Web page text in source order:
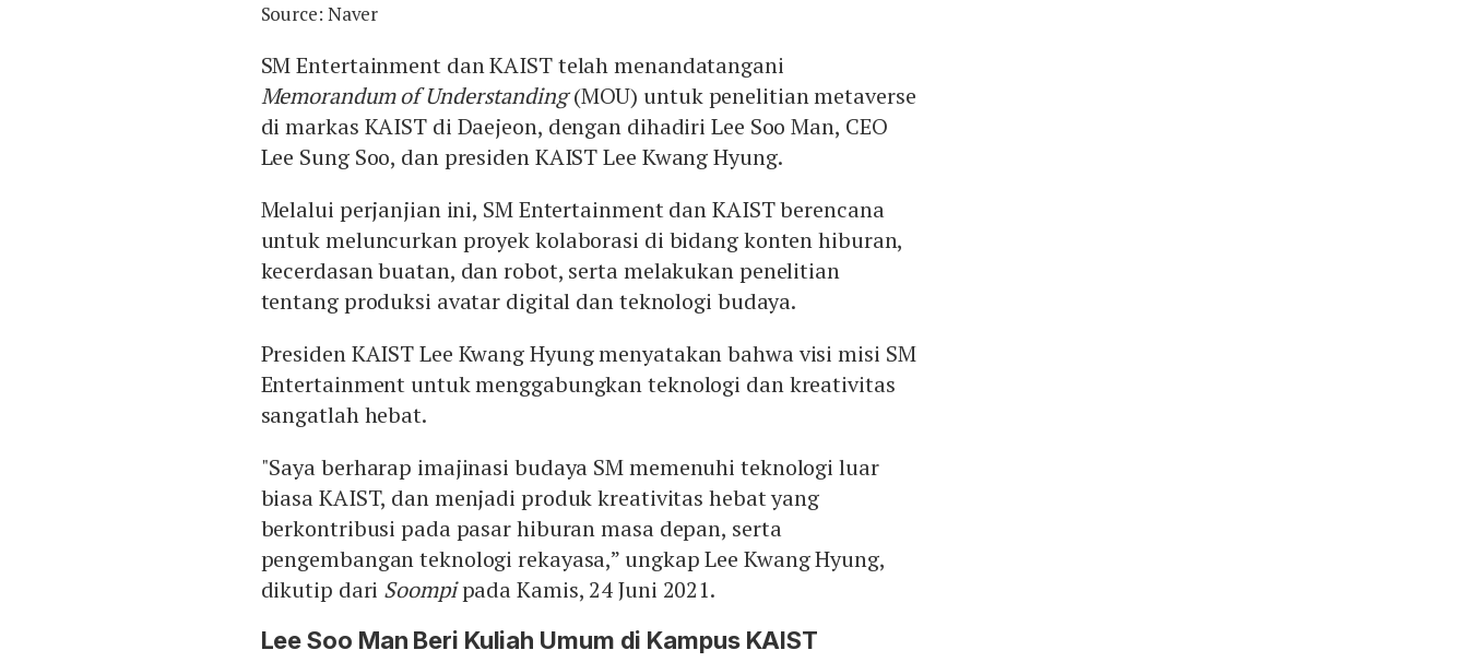
Source: Naver
SM Entertainment dan KAIST telah menandatangani
Memorandum of Understanding(MOU) untuk penelitian metaverse
di markas KAIST di Daejeon, dengan dihadiri Lee Soo Man, CEO
Lee Sung Soo, dan presiden KAIST Lee Kwang Hyung.
Melalui perjanjian ini, SM Entertainment dan KAIST berencana
untuk meluncurkan proyek kolaborasi di bidang konten hiburan,
kecerdasan buatan, dan robot, serta melakukan penelitian
tentang produksi avatar digital dan teknologi budaya.
Presiden KAIST Lee Kwang Hyung menyatakan bahwa visi misi SM
Entertainment untuk menggabungkan teknologi dan kreativitas
sangatlah hebat.
"Saya berharap imajinasi budaya SM memenuhi teknologi luar
biasa KAIST, dan menjadi produk kreativitas hebat yang
berkontribusi pada pasar hiburan masa depan, serta
pengembangan teknologi rekayasa,” ungkap Lee Kwang Hyung,
dikutip dari Soompipada Kamis, 24 Juni 2021.
Lee Soo Man Beri Kuliah Umum di Kampus KAIST